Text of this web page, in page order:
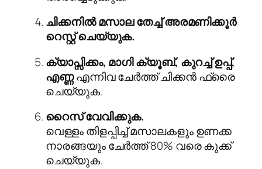
ചിക്കനിൽ മസാല തേച്ച് അരമണിക്കൂർ
റെസ്റ്റ് ചെയ്യുക.
ക്യാപ്സിക്കം, മാഗി ക്യൂബ്, കുറച്ച് ഉപ്പ്,
എണ്ണഎന്നിവ ചേർത്ത് ചിക്കൻ ഫ്രൈ
ചെയ്യുക.
റൈസ് വേവിക്കുക.
വെള്ളം തിളപ്പിച്ച് മസാലകളും ഉണക്ക
നാരങ്ങയും ചേർത്ത് 80% വരെ കുക്ക്
ചെയ്യുക.